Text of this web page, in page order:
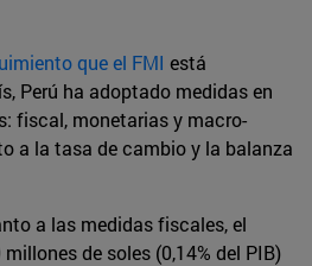
que el FMI está
Perú ha adoptado medidas en
fiscal, monetarias y macro-
a la tasa de cambio y la balanza
a las medidas fiscales, el
de soles (0,14% del PIB)